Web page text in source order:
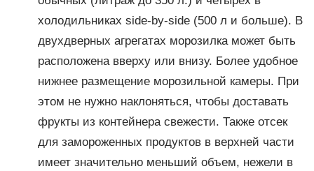
холодильниках side-by-side (500 л и больше). В
двухдверных агрегатах морозилка может быть
расположена вверху или внизу. Более удобное
нижнее размещение морозильной камеры. При
этом не нужно наклоняться, чтобы доставать
фрукты из контейнера свежести. Также отсек
для замороженных продуктов в верхней части
имеет значительно меньший объем, нежели в